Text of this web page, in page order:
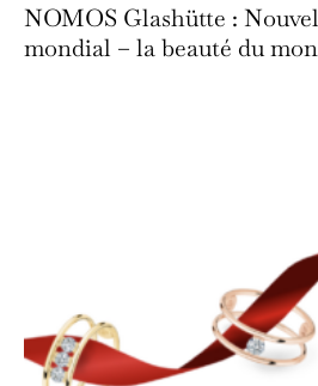
NOMOS Glashütte :
mondial – la beauté du